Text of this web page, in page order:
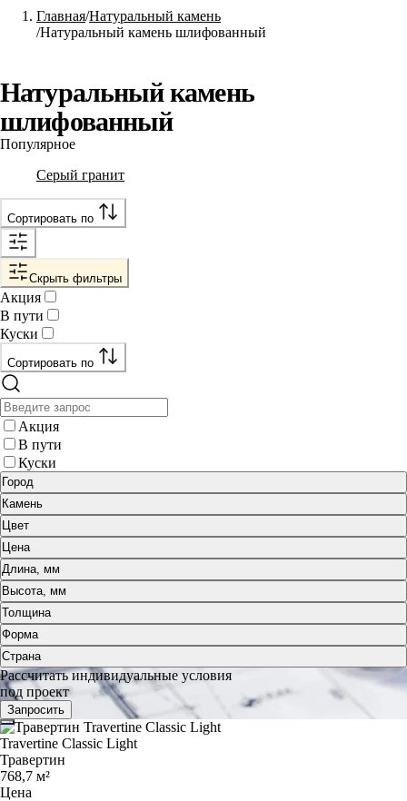
Главная Натуральный камень
Натуральный камень шлифованный
Натуральный камень
шлифованный
Популярное
Серый гранит
Сортировать по
Скрыть фильтры
Акция
В пути
Куски
Сортировать по
Акция
В пути
Куски
Город
Камень
Цвет
Цена
Длина, мм
Высота, мм
Толщина
Форма
Страна
Рассчитать индивидуальные условия
под проект
Запросить
Travertine Classic Light
Травертин
768,7 м²
Цена